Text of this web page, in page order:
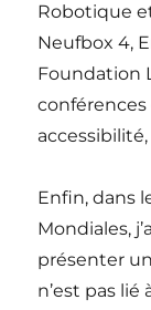
Robotique
Neufbox 4,
Foundation
Enfin, dans
Mondiales,
présenter
n’est pas lié